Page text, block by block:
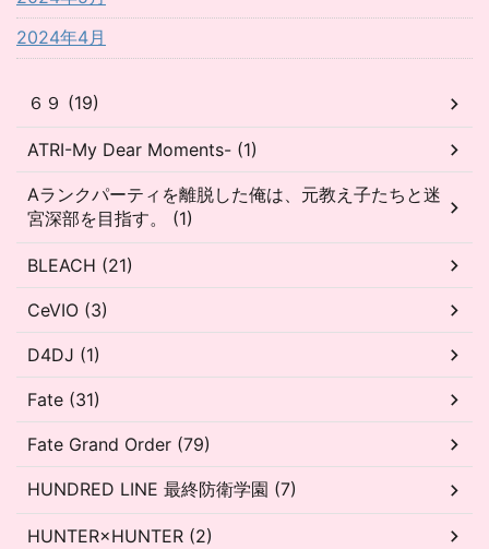
2024年4月
６９ (19)
ATRI-My Dear Moments- (1)
Aランクパーティを離脱した俺は、元教え子たちと迷
宮深部を目指す。 (1)
BLEACH (21)
CeVIO (3)
D4DJ (1)
Fate (31)
Fate Grand Order (79)
HUNDRED LINE 最終防衛学園 (7)
HUNTER×HUNTER (2)